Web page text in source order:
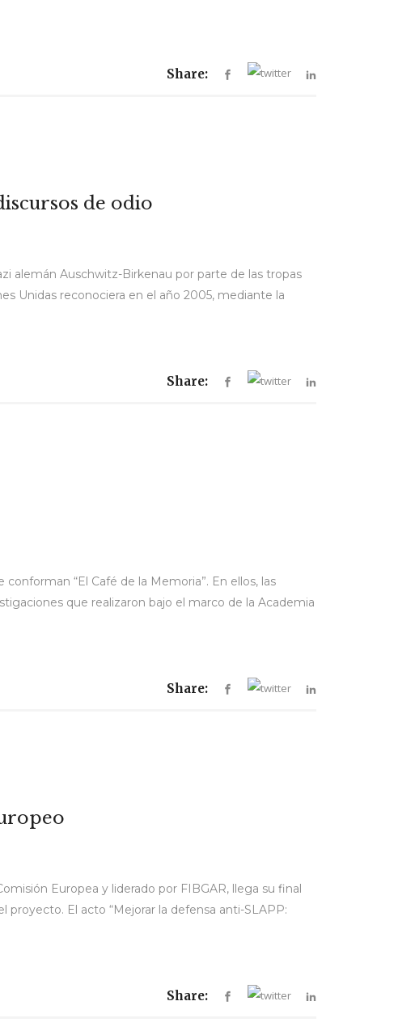
Share:
de odio
alemán Auschwitz-Birkenau por parte de las tropas
Unidas reconociera en el año 2005, mediante la
Share:
“El Café de la Memoria”. En ellos, las
que realizaron bajo el marco de la Academia
Share:
Europea y liderado por FIBGAR, llega su final
El acto “Mejorar la defensa anti-SLAPP:
Share: